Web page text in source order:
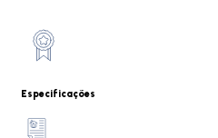
Especificações